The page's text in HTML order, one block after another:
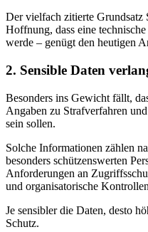
Der vielfach zitierte
Hoffnung, dass eine
werde – genügt den heutigen
2. Sensible Daten
Besonders ins Gewicht fällt,
Angaben zu Strafverfahren
sein sollen.
Solche Informationen zählen
besonders schützenswerten
Anforderungen an
und organisatorische
Je sensibler die Daten, desto
Schutz.